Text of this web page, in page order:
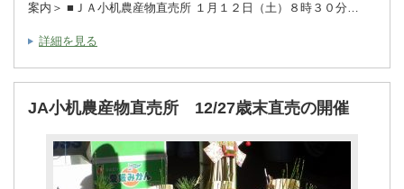
案内＞ ■ＪＡ小机農産物直売所 １月１２日（土）８時３０分…
詳細を見る
JA小机農産物直売所 12/27歳末直売の開催